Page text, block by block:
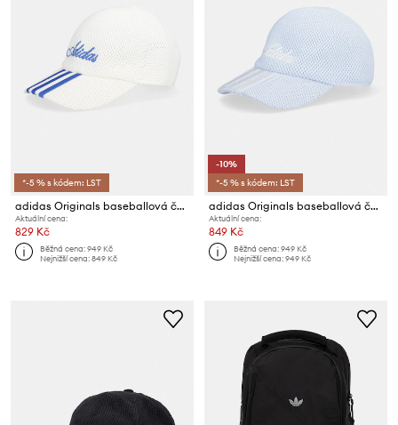
*-5 % s kódem: LST
adidas Originals baseballová čepice
Aktuální cena:
829 Kč
Běžná cena:949 Kč
Nejnižší cena:849 Kč
-10%
*-5 % s kódem: LST
adidas Originals baseballová čepice
Aktuální cena:
849 Kč
Běžná cena:949 Kč
Nejnižší cena:949 Kč